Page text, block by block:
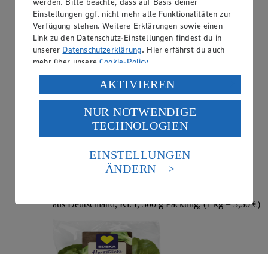
aus Spanien, Kl. I, 400 g Packung, (1 kg = 7,48 €)
Angebot:EDEKA Herzstücke Mini Pak-Choi
aus Deutschland, Kl. I, 300 g Packung, (1 kg = 3,30 €)
Einstellungen ggf. nicht mehr alle Funktionalitäten zur
Verfügung stehen. Weitere Erklärungen sowie einen
Link zu den Datenschutz-Einstellungen findest du in
unserer Datenschutzerklärung. Hier erfährst du auch
mehr über unsereCookie-Policy.
Verarbeitung deiner personenbezogenen Daten in den
USA durch Facebook und YouTube:
Wenn du auf „Aktivieren“ klickst, willigst du im Sinne
des Art. 49 Abs. 1 Satz 1 lit. a) DSGVO ein, dass deine
Daten in den USA verarbeitet werden. Der EuGH sieht
die USA als Land mit einem nach europäischen
Standards nicht angemessenen Datenschutzniveau an.
Es besteht das Risiko eines Zugriffs durch US-
Informationen zum Herausgeber der Seite findest du
AKTIVIEREN
NUR NOTWENDIGE
TECHNOLOGIEN
EINSTELLUNGEN
ÄNDERN